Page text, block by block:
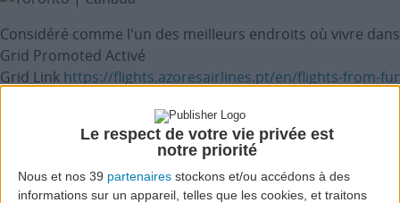
Le respect de votre vie privée est
notre priorité
Nous et nos 39 partenaires stockons et/ou accédons à des
informations sur un appareil, telles que les cookies, et traitons
Considéré comme l'un des meilleurs endroits où vivre
Grid Promoted Activé
Grid Link https://flights.azoresairlines.pt/en/flights-from-
fnc